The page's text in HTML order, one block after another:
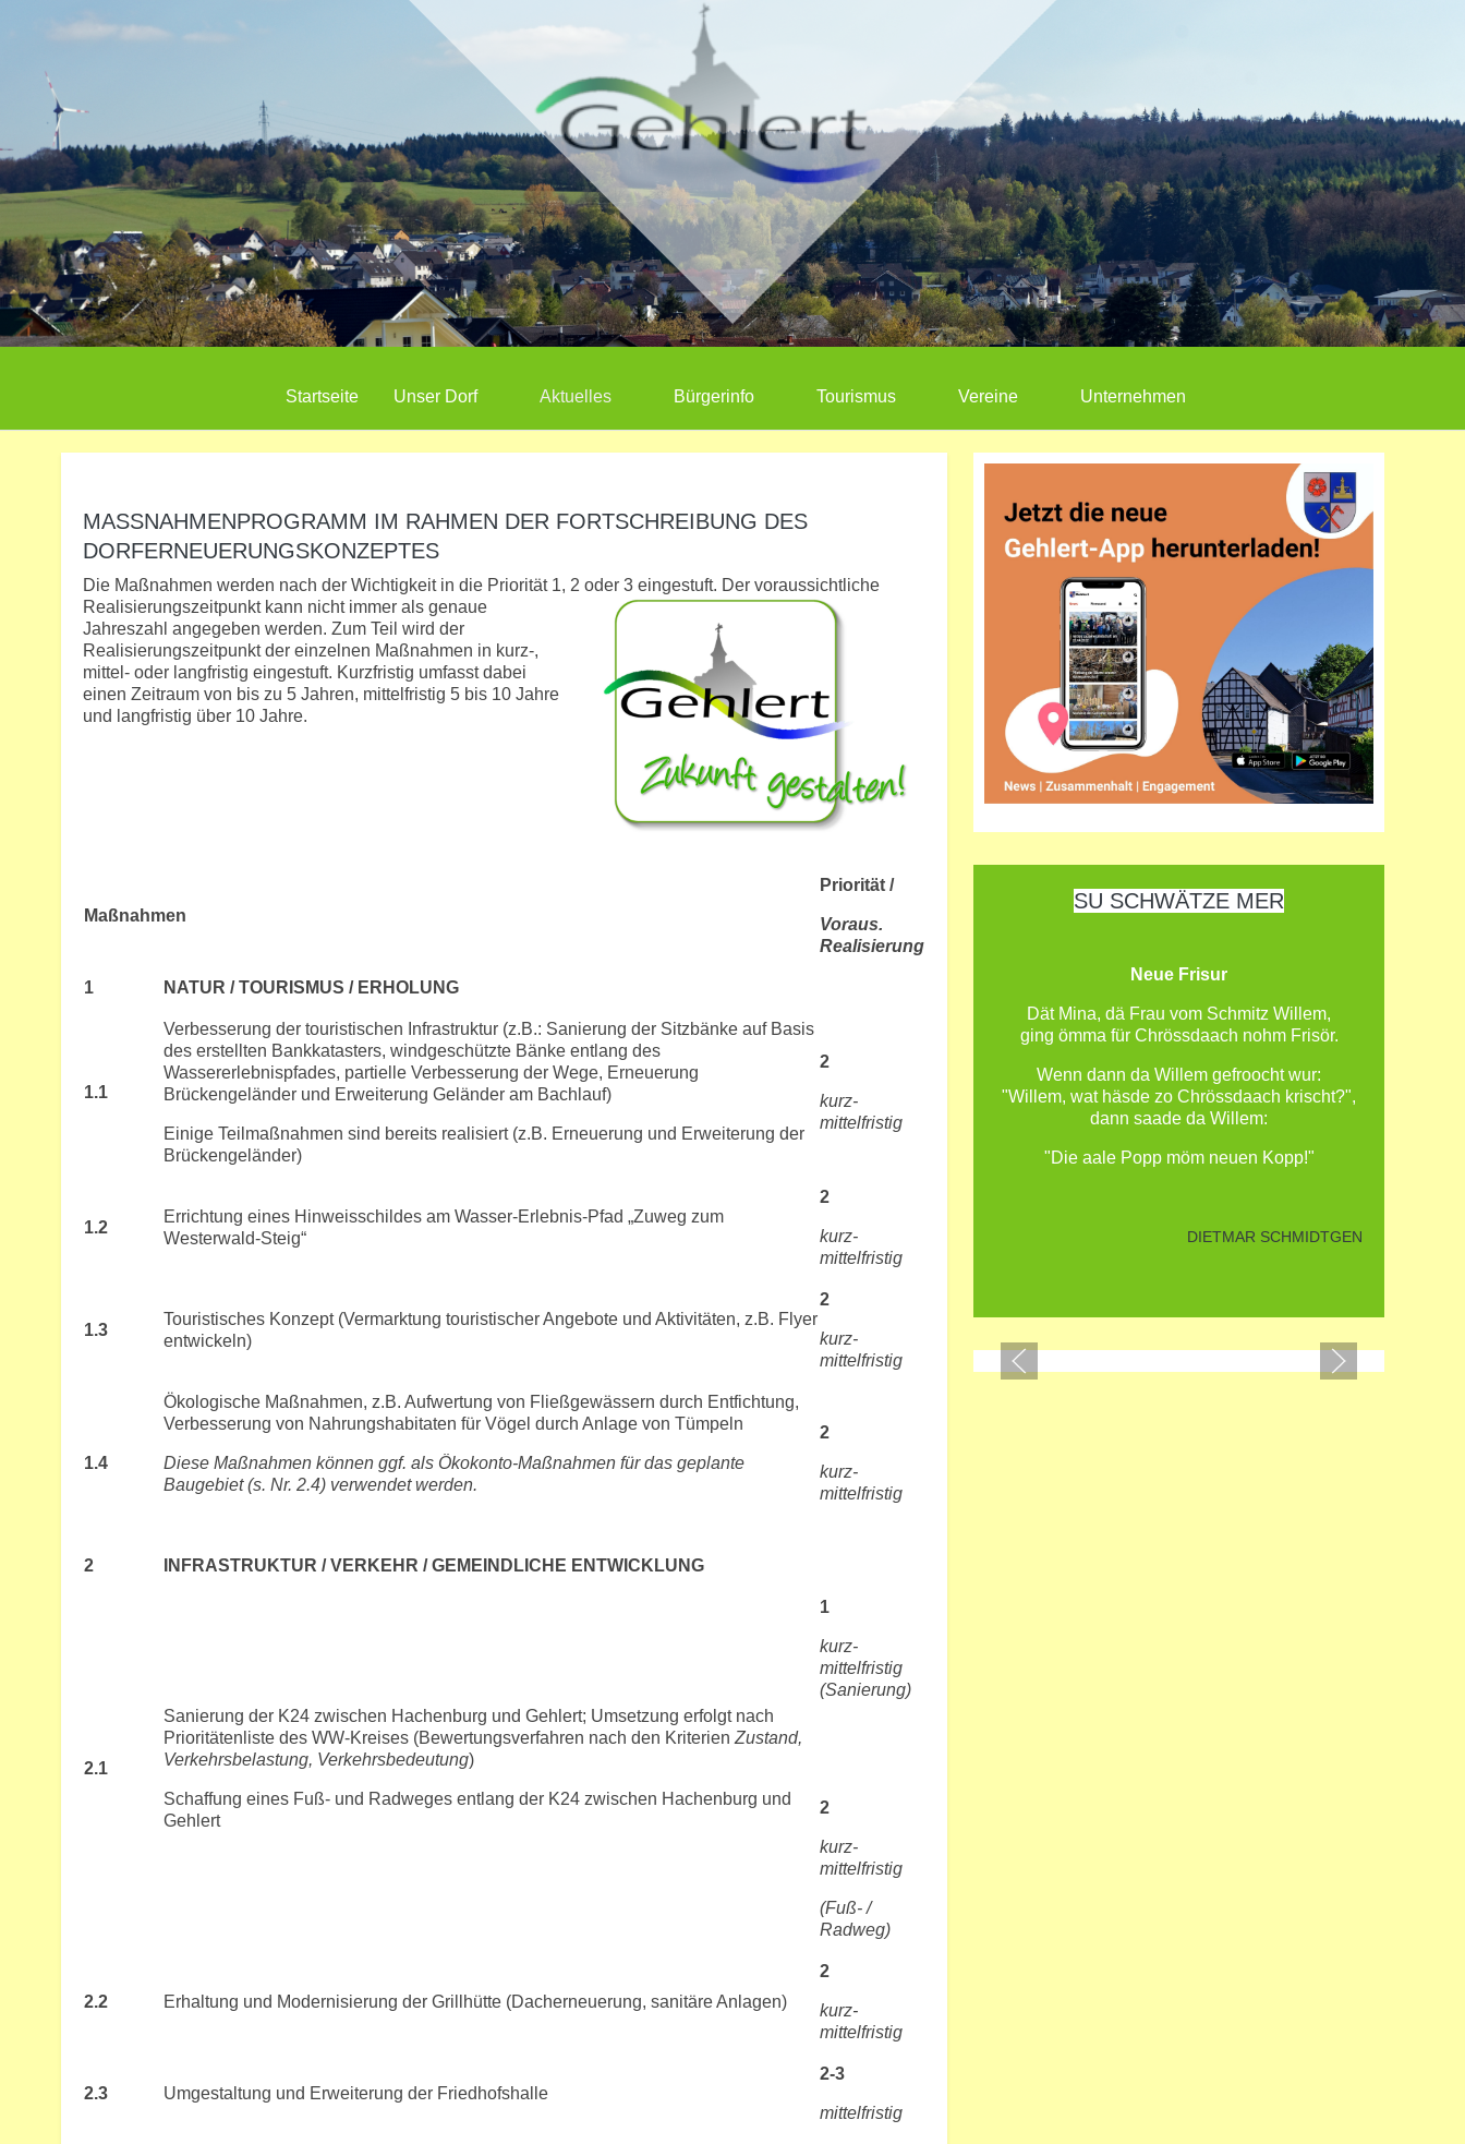
Startseite Unser Dorf Aktuelles Bürgerinfo Tourismus Vereine Unternehmen
MASSNAHMENPROGRAMM IM RAHMEN DER FORTSCHREIBUNG DES D
ORFERNEUERUNGSKONZEPTES
Die Maßnahmen werden nach der Wichtigkeit in die Priorität 1, 2 oder 3 eingestuft. Der voraussichtliche
Realisierungszeitpunkt kann nicht immer als genaue
Jahreszahl angegeben werden. Zum Teil wird der
Realisierungszeitpunkt der einzelnen Maßnahmen in kurz-,
mittel- oder langfristig eingestuft. Kurzfristig umfasst dabei
einen Zeitraum von bis zu 5 Jahren, mittelfristig 5 bis 10 Jahre
und langfristig über 10 Jahre.
Maßnahmen
Priorität /
Voraus.
Realisierung
1 NATUR / TOURISMUS / ERHOLUNG
1.1
Verbesserung der touristischen Infrastruktur (z.B.: Sanierung der Sitzbänke auf Basis
des erstellten Bankkatasters, windgeschützte Bänke entlang des
Wassererlebnispfades, partielle Verbesserung der Wege, Erneuerung
Brückengeländer und Erweiterung Geländer am Bachlauf)
Einige Teilmaßnahmen sind bereits realisiert (z.B. Erneuerung und Erweiterung der
Brückengeländer)
2
kurz-
mittelfristig
1.2
Errichtung eines Hinweisschildes am Wasser-Erlebnis-Pfad „Zuweg zum
Westerwald-Steig“
2
kurz-
mittelfristig
1.3
Touristisches Konzept (Vermarktung touristischer Angebote und Aktivitäten, z.B. Flyer
entwickeln)
2
kurz-
mittelfristig
1.4
Ökologische Maßnahmen, z.B. Aufwertung von Fließgewässern durch Entfichtung,
Verbesserung von Nahrungshabitaten für Vögel durch Anlage von Tümpeln
Diese Maßnahmen können ggf. als Ökokonto-Maßnahmen für das geplante
Baugebiet (s. Nr. 2.4) verwendet werden.
2
kurz-
mittelfristig
2 INFRASTRUKTUR / VERKEHR / GEMEINDLICHE ENTWICKLUNG
2.1
Sanierung der K24 zwischen Hachenburg und Gehlert; Umsetzung erfolgt nach
Prioritätenliste des WW-Kreises (Bewertungsverfahren nach den Kriterien Zustand,
Verkehrsbelastung, Verkehrsbedeutung)
Schaffung eines Fuß- und Radweges entlang der K24 zwischen Hachenburg und
Gehlert
1
kurz-
mittelfristig
(Sanierung)
2
kurz-
mittelfristig
(Fuß- /
Radweg)
2.2 Erhaltung und Modernisierung der Grillhütte (Dacherneuerung, sanitäre Anlagen)
2
kurz-
mittelfristig
2.3 Umgestaltung und Erweiterung der Friedhofshalle
2-3
mittelfristig
SU SCHWÄTZE MER
Neue Frisur
Dät Mina, dä Frau vom Schmitz Willem,
ging ömma für Chrössdaach nohm Frisör.
Wenn dann da Willem gefroocht wur:
"Willem, wat häsde zo Chrössdaach krischt?",
dann saade da Willem:
"Die aale Popp möm neuen Kopp!"
DIETMAR SCHMIDTGEN